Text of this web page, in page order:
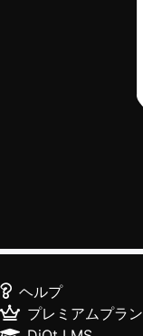
ヘルプ
プレミアムプラン